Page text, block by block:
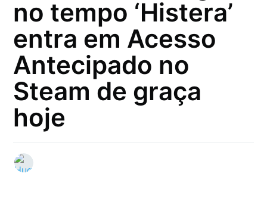
no tempo ‘Histera’
entra em Acesso
Antecipado no
Steam de graça
hoje